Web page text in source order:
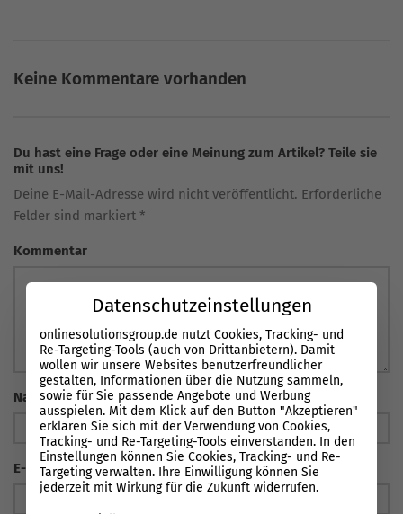
Keine Kommentare vorhanden
Du hast eine Frage oder eine Meinung zum Artikel? Teile sie
mit uns!
Deine E-Mail-Adresse wird nicht veröffentlicht. Erforderliche
Felder sind markiert *
Kommentar
Name *
E-Mail Adresse *
Datenschutzeinstellungen
onlinesolutionsgroup.de nutzt Cookies, Tracking- und
Re-Targeting-Tools (auch von Drittanbietern). Damit
wollen wir unsere Websites benutzerfreundlicher
gestalten, Informationen über die Nutzung sammeln,
sowie für Sie passende Angebote und Werbung
ausspielen. Mit dem Klick auf den Button "Akzeptieren"
erklären Sie sich mit der Verwendung von Cookies,
Tracking- und Re-Targeting-Tools einverstanden. In den
Einstellungen können Sie Cookies, Tracking- und Re-
Targeting verwalten. Ihre Einwilligung können Sie
jederzeit mit Wirkung für die Zukunft widerrufen.